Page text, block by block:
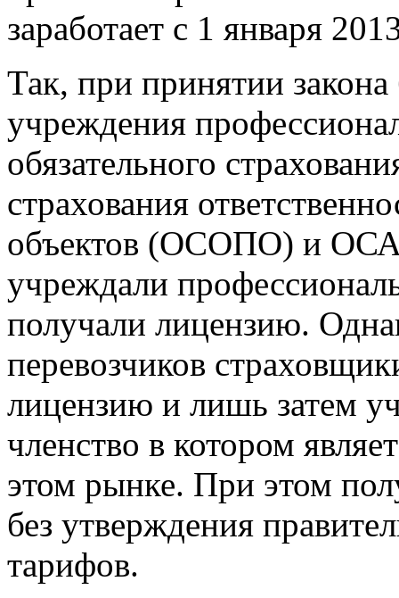
заработает с 1 января
Так, при принятии
учреждения
обязательного
страхования
объектов (ОСОПО) и
учреждали
получали лицензию.
перевозчиков
лицензию и лишь затем
членство в котором
этом рынке. При этом
без утверждения
тарифов.